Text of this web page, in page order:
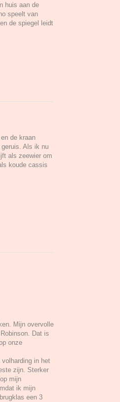
huis aan de
speelt van
de spiegel leidt
de kraan
Als ik nu
als zeewier om
koude cassis
Mijn overvolle
Dat is
onze
in het
zijn. Sterker
mijn
ik mijn
een 3